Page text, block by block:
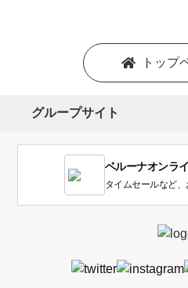
い
トップ
グループサイト
ベルーナオンラ
タイムセールなど、